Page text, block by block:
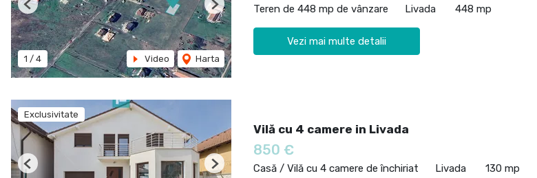
1 / 4 Video Harta
Previous Next Teren de 448 mp de vânzare Livada 448 mp
Vezi mai multe detalii
Exclusivitate
Previous Next
Vilă cu 4 camere in Livada
850 €
Casă / Vilă cu 4 camere de închiriat Livada 130 mp